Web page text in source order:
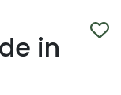
in